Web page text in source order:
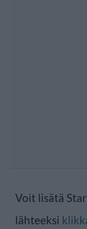
Voit lisätä
lähteeksi